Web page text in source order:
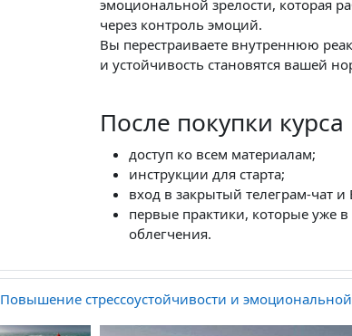
эмоциональной зрелости, которая
через контроль эмоций.
Вы перестраиваете внутреннюю
и устойчивость становятся вашей
После покупки
доступ ко всем материалам;
инструкции для старта;
вход в закрытый телеграм-чат и
первые практики, которые уже
облегчения.
Повышение стрессоустойчивости и эмоциональной